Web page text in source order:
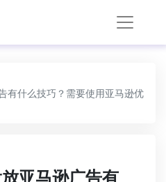
有什么技巧？需要使用亚马逊优
亚马逊广告有